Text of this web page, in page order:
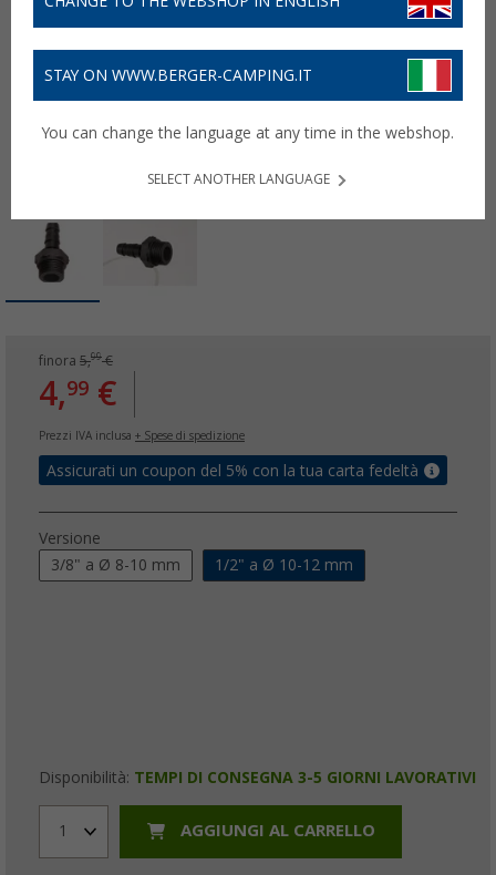
finora 5,99€
4,99 €
Prezzi IVA inclusa + Spese di spedizione
Assicurati un coupon del 5% con la tua carta fedeltà
Versione
3/8" a Ø 8-10 mm
1/2" a Ø 10-12 mm
Disponibilità: TEMPI DI CONSEGNA 3-5 GIORNI LAVORATIVI
1 AGGIUNGI AL CARRELLO
STAY ON WWW.BERGER-CAMPING.IT
You can change the language at any time in the webshop.
SELECT ANOTHER LANGUAGE